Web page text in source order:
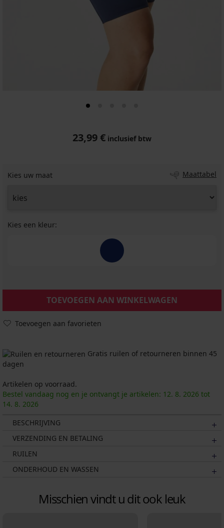
23,99 € inclusief btw
Kies uw maat Maattabel
Kies een kleur:
TOEVOEGEN AAN WINKELWAGEN
Toevoegen aan favorieten
Gratis ruilen of retourneren binnen 45
dagen
Artikelen op voorraad.
Bestel vandaag nog en je ontvangt je artikelen: 12. 8. 2026 tot
14. 8. 2026
BESCHRIJVING
VERZENDING EN BETALING
RUILEN
ONDERHOUD EN WASSEN
Misschien vindt u dit ook leuk